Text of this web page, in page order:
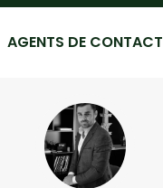
AGENTS DE CONTACT